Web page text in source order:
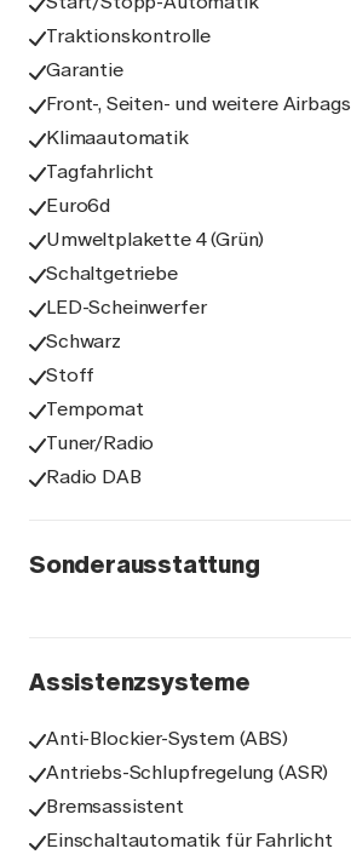
Traktionskontrolle
Garantie
Front-, Seiten- und weitere Airbags
Klimaautomatik
Tagfahrlicht
Euro6d
Umweltplakette 4 (Grün)
Schaltgetriebe
LED-Scheinwerfer
Schwarz
Stoff
Tempomat
Tuner/Radio
Radio DAB
Sonderausstattung
Assistenzsysteme
Anti-Blockier-System (ABS)
Antriebs-Schlupfregelung (ASR)
Bremsassistent
Einschaltautomatik für Fahrlicht